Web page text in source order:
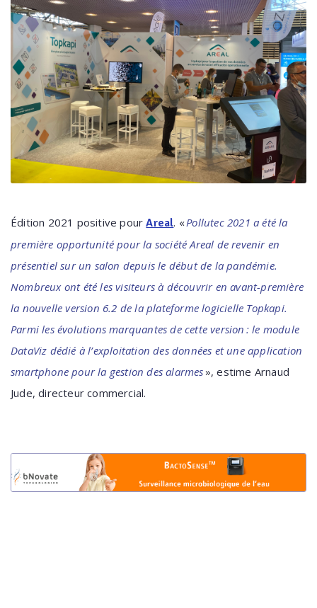
Édition 2021 positive pourAreal. «Pollutec 2021 a été la
première opportunité pour la société Areal de revenir en
présentiel sur un salon depuis le début de la pandémie.
Nombreux ont été les visiteurs à découvrir en avant-première
la nouvelle version 6.2 de la plateforme logicielle Topkapi.
Parmi les évolutions marquantes de cette version : le module
DataViz dédié à l’exploitation des données et une application
smartphone pour la gestion des alarmes», estime Arnaud
Jude, directeur commercial.